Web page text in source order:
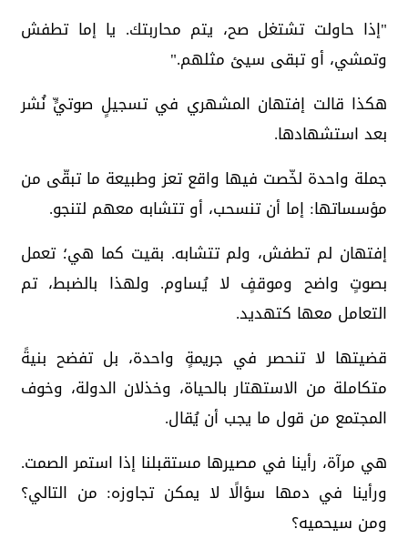
"إذا حاولت تشتغل صح، يتم محاربتك. يا إما تطفش
وتمشي، أو تبقى سيئ مثلهم."
هكذا قالت إفتهان المشهري في تسجيلٍ صوتيٍّ نُشر
بعد استشهادها.
جملة واحدة لخّصت فيها واقع تعز وطبيعة ما تبقّى من
مؤسساتها: إما أن تنسحب، أو تتشابه معهم لتنجو.
إفتهان لم تطفش، ولم تتشابه. بقيت كما هي؛ تعمل
بصوتٍ واضح وموقفٍ لا يُساوم. ولهذا بالضبط، تم
التعامل معها كتهديد.
قضيتها لا تنحصر في جريمةٍ واحدة، بل تفضح بنيةً
متكاملة من الاستهتار بالحياة، وخذلان الدولة، وخوف
المجتمع من قول ما يجب أن يُقال.
هي مرآة، رأينا في مصيرها مستقبلنا إذا استمر الصمت.
ورأينا في دمها سؤالًا لا يمكن تجاوزه: من التالي؟
ومن سيحميه؟